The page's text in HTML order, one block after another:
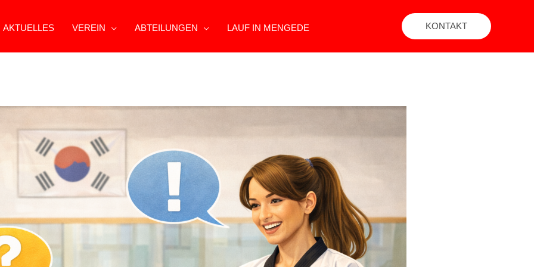
AKTUELLES VEREIN ABTEILUNGEN LAUF IN MENGEDE KONTAKT